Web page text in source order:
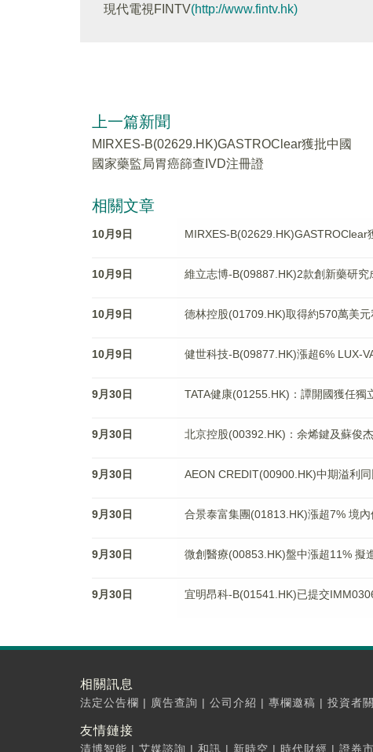
現代電視FINTV(http://www.fintv.hk)
上一篇新聞
MIRXES-B(02629.HK)GASTROClear獲批中國
國家藥監局胃癌篩查IVD注冊證
相關文章
10月9日 MIRXES-
10月9日 維立志博-B(09887.HK)2款創新藥研究
10月9日 德林控股(01709.HK)取得約570萬美
10月9日 健世科技-B(09877.HK)漲超6% LUX-
9月30日 TATA健康(01255.HK)：譚開國獲任獨
9月30日 北京控股(00392.HK)：余烯鍵及蘇俊
9月30日 AEON CREDIT(00900.HK)中期溢利
9月30日 合景泰富集團(01813.HK)漲超7% 境
9月30日 微創醫療(00853.HK)盤中漲超11% 擬
9月30日 宜明昂科-B(01541.HK)已提交
相關訊息
法定公告欄 | 廣告查詢 | 公司介紹 | 專欄邀稿 | 投資者
友情鏈接
清博智能 | 艾媒諮詢 | 和訊 | 新時空 | 時代財經 | 證券